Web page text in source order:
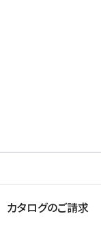
カタログのご請求